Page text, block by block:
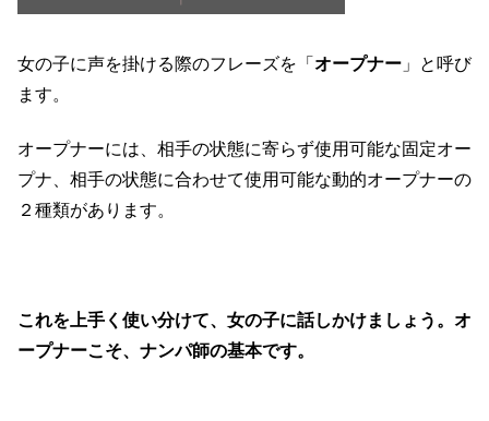
女の子に声を掛ける際のフレーズを「 オープナー 」と呼び
ます。
オープナーには、相手の状態に寄らず使用可能な固定オー
プナ、相手の状態に合わせて使用可能な動的オープナーの
２種類があります。
これを上手く使い分けて、女の子に話しかけましょう。オ
ープナーこそ、ナンパ師の基本です。